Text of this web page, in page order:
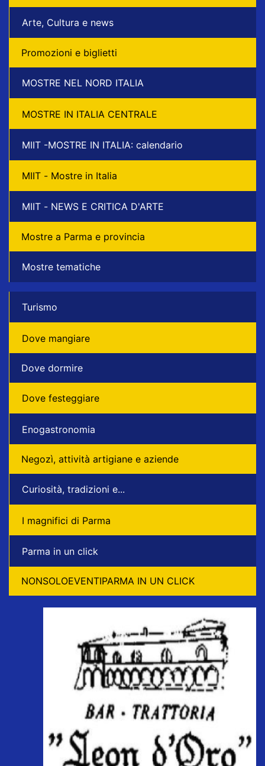
Arte, Cultura e news
Promozioni e biglietti
MOSTRE NEL NORD ITALIA
MOSTRE IN ITALIA CENTRALE
MIIT -MOSTRE IN ITALIA: calendario
MIIT - Mostre in Italia
MIIT - NEWS E CRITICA D'ARTE
Mostre a Parma e provincia
Mostre tematiche
Turismo
Dove mangiare
Dove dormire
Dove festeggiare
Enogastronomia
Negozì, attività artigiane e aziende
Curiosità, tradizioni e...
I magnifici di Parma
Parma in un click
NONSOLOEVENTIPARMA IN UN CLICK